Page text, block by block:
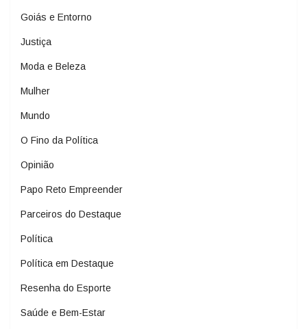
Goiás e Entorno
Justiça
Moda e Beleza
Mulher
Mundo
O Fino da Política
Opinião
Papo Reto Empreender
Parceiros do Destaque
Política
Política em Destaque
Resenha do Esporte
Saúde e Bem-Estar